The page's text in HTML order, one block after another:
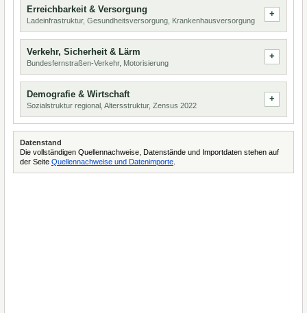
Erreichbarkeit & Versorgung
Ladeinfrastruktur, Gesundheitsversorgung, Krankenhausversorgung
Verkehr, Sicherheit & Lärm
Bundesfernstraßen-Verkehr, Motorisierung
Demografie & Wirtschaft
Sozialstruktur regional, Altersstruktur, Zensus 2022
Datenstand
Die vollständigen Quellennachweise, Datenstände und Importdaten stehen auf
der Seite Quellennachweise und Datenimporte